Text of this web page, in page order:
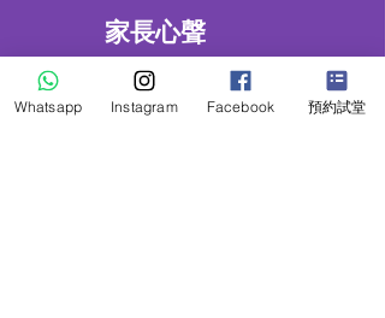
家長心聲
我會推薦小歌手訓練學院！
女兒Hannah性格比較慢熱和害羞，雖然本身
Whatsapp Instagram Facebook 預約試堂